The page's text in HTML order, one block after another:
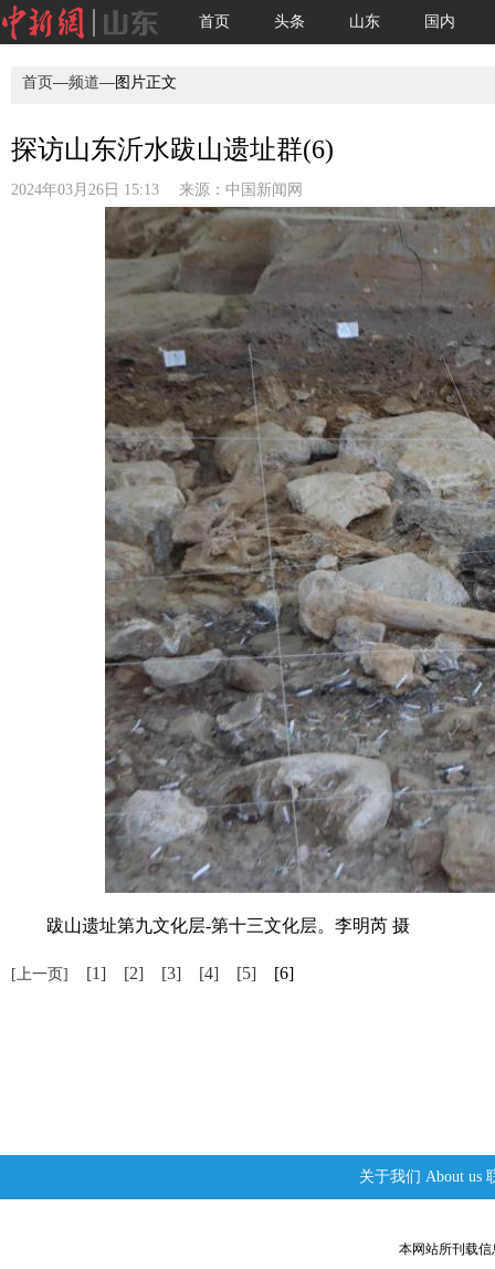
首页 头条 山东 国内
首页—频道—图片正文
探访山东沂水跋山遗址群(6)
2024年03月26日 15:13 来源： 中国新闻网
跋山遗址第九文化层-第十三文化层。李明芮 摄
[上一页] [1] [2] [3] [4] [5] [6]
关于我们 About us
本网站所刊载